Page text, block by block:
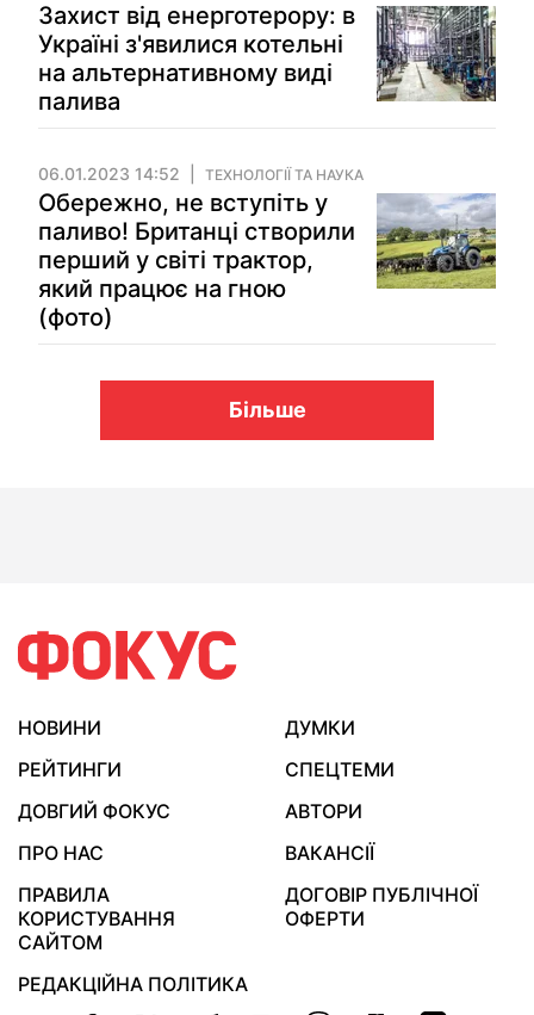
Захист від енерготерору: в
Україні з'явилися котельні
на альтернативному виді
палива
06.01.2023 14:52 ТЕХНОЛОГІЇ ТА НАУКА
Обережно, не вступіть у
паливо! Британці створили
перший у світі трактор,
який працює на гною
(фото)
Більше
НОВИНИ
ДУМКИ
РЕЙТИНГИ
СПЕЦТЕМИ
ДОВГИЙ ФОКУС
АВТОРИ
ПРО НАС
ВАКАНСІЇ
ПРАВИЛА
КОРИСТУВАННЯ
САЙТОМ
ДОГОВІР ПУБЛІЧНОЇ
ОФЕРТИ
РЕДАКЦІЙНА ПОЛІТИКА